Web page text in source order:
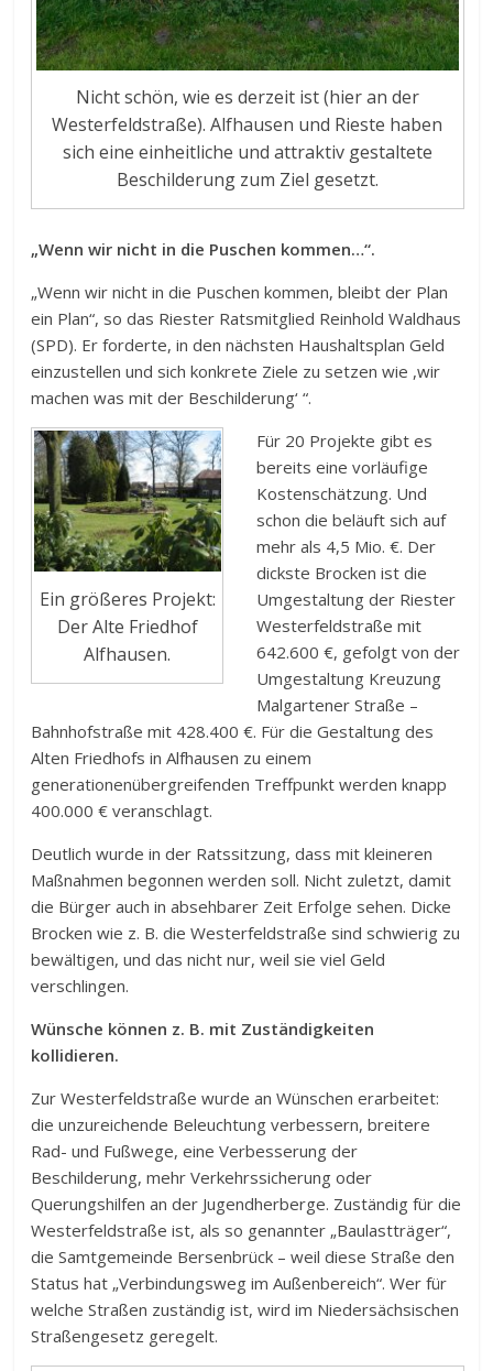
Nicht schön, wie es derzeit ist (hier an der
Westerfeldstraße). Alfhausen und Rieste haben
sich eine einheitliche und attraktiv gestaltete
Beschilderung zum Ziel gesetzt.
„Wenn wir nicht in die Puschen kommen…“.
„Wenn wir nicht in die Puschen kommen, bleibt der Plan
ein Plan“, so das Riester Ratsmitglied Reinhold Waldhaus
(SPD). Er forderte, in den nächsten Haushaltsplan Geld
einzustellen und sich konkrete Ziele zu setzen wie ,wir
machen was mit der Beschilderung‘ “.
Ein größeres Projekt:
Der Alte Friedhof
Alfhausen.
Für 20 Projekte gibt es
bereits eine vorläufige
Kostenschätzung. Und
schon die beläuft sich auf
mehr als 4,5 Mio. €. Der
dickste Brocken ist die
Umgestaltung der Riester
Westerfeldstraße mit
642.600 €, gefolgt von der
Umgestaltung Kreuzung
Malgartener Straße –
Bahnhofstraße mit 428.400 €. Für die Gestaltung des
Alten Friedhofs in Alfhausen zu einem
generationenübergreifenden Treffpunkt werden knapp
400.000 € veranschlagt.
Deutlich wurde in der Ratssitzung, dass mit kleineren
Maßnahmen begonnen werden soll. Nicht zuletzt, damit
die Bürger auch in absehbarer Zeit Erfolge sehen. Dicke
Brocken wie z. B. die Westerfeldstraße sind schwierig zu
bewältigen, und das nicht nur, weil sie viel Geld
verschlingen.
Wünsche können z. B. mit Zuständigkeiten
kollidieren.
Zur Westerfeldstraße wurde an Wünschen erarbeitet:
die unzureichende Beleuchtung verbessern, breitere
Rad- und Fußwege, eine Verbesserung der
Beschilderung, mehr Verkehrssicherung oder
Querungshilfen an der Jugendherberge. Zuständig für die
Westerfeldstraße ist, als so genannter „Baulastträger“,
die Samtgemeinde Bersenbrück – weil diese Straße den
Status hat „Verbindungsweg im Außenbereich“. Wer für
welche Straßen zuständig ist, wird im Niedersächsischen
Straßengesetz geregelt.